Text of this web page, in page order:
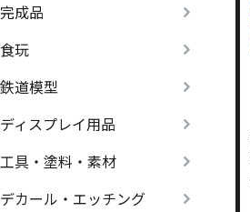
完成品
食玩
鉄道模型
ディスプレイ用品
工具・塗料・素材
デカール・エッチング